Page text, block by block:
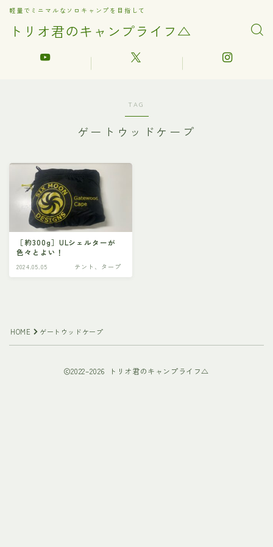
トリオ君のキャンプライフ△
軽量でミニマルなソロキャンプを目指して
TAG
ゲートウッドケープ
［約300g］ULシェルターが
色々とよい！
2024.05.05 テント、タープ
HOME ゲートウッドケープ
2022–2026 トリオ君のキャンプライフ△